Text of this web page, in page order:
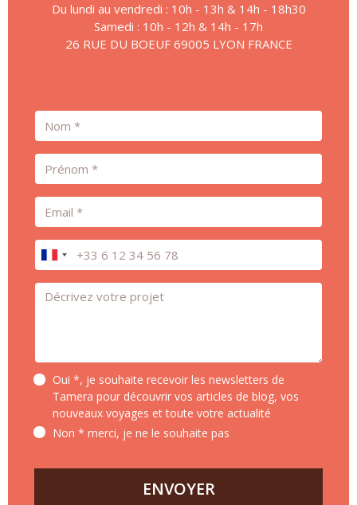
Du lundi au vendredi : 10h - 13h & 14h - 18h30
Samedi : 10h - 12h & 14h - 17h
26 RUE DU BOEUF 69005 LYON FRANCE
Nom
Prénom
Email
Téléphone
Message *
Oui *, je souhaite recevoir les newsletters de
Tamera pour découvrir vos articles de blog, vos
nouveaux voyages et toute votre actualité
Non * merci, je ne le souhaite pas
ENVOYER